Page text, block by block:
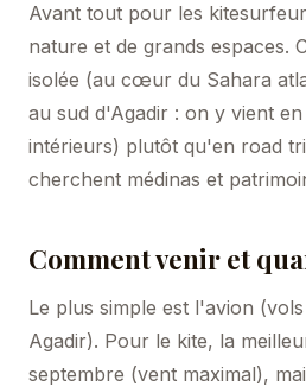
Avant tout pour les
nature et de grands espaces.
isolée (au cœur du Sahara
au sud d'Agadir : on y vient
intérieurs) plutôt qu'en road
cherchent médinas et
Comment venir et
Le plus simple est l'avion
Agadir). Pour le kite, la
septembre (vent maximal),